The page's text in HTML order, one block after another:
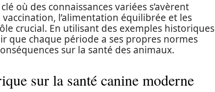
où des connaissances variées s’avèrent
l’alimentation équilibrée et les
crucial. En utilisant des exemples historiques
que chaque période a ses propres normes
sur la santé des animaux.
sur la santé canine moderne